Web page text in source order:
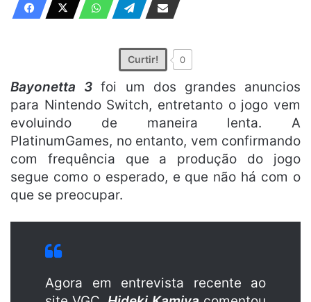
Curtir! 0
Bayonetta 3 foi um dos grandes anuncios
para Nintendo Switch, entretanto o jogo vem
evoluindo de maneira lenta. A
PlatinumGames, no entanto, vem confirmando
com frequência que a produção do jogo
segue como o esperado, e que não há com o
que se preocupar.
Agora em entrevista recente ao